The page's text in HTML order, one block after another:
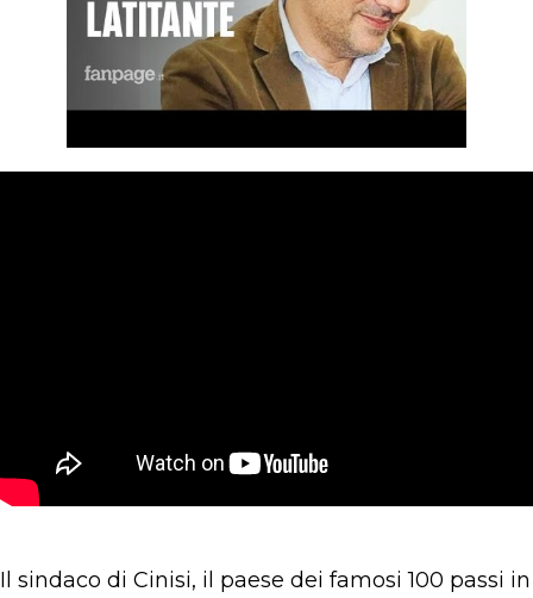
Il sindaco di Cinisi, il paese dei famosi 100 passi in